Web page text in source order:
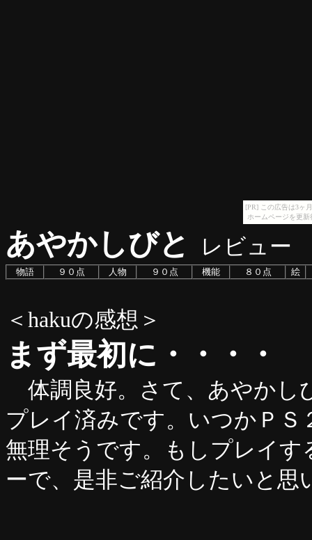
[PR] この広告は3ヶ
ホームページを更
あやかしびと レビュー
物語 ９０点 人物 ９０点 機能 ８０点 絵
＜hakuの感想＞
まず最初に・・・・
体調良好。さて、あやかし
プレイ済みです。いつかＰ
無理そうです。もしプレイ
ーで、是非ご紹介したいと思